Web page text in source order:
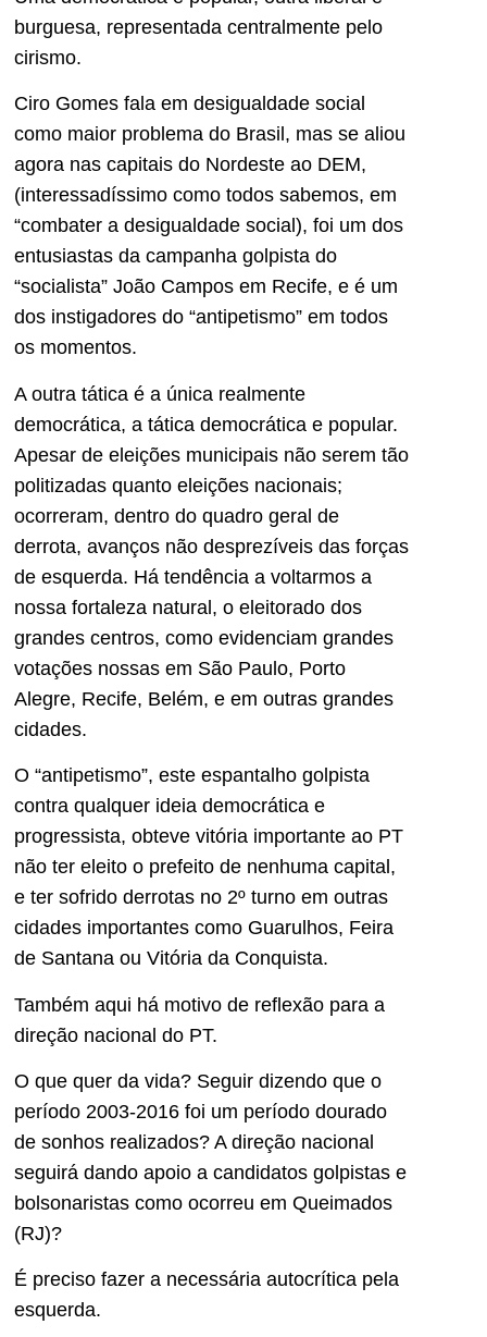
burguesa, representada centralmente pelo
cirismo.
Ciro Gomes fala em desigualdade social
como maior problema do Brasil, mas se aliou
agora nas capitais do Nordeste ao DEM,
(interessadíssimo como todos sabemos, em
“combater a desigualdade social), foi um dos
entusiastas da campanha golpista do
“socialista” João Campos em Recife, e é um
dos instigadores do “antipetismo” em todos
os momentos.
A outra tática é a única realmente
democrática, a tática democrática e popular.
Apesar de eleições municipais não serem tão
politizadas quanto eleições nacionais;
ocorreram, dentro do quadro geral de
derrota, avanços não desprezíveis das forças
de esquerda. Há tendência a voltarmos a
nossa fortaleza natural, o eleitorado dos
grandes centros, como evidenciam grandes
votações nossas em São Paulo, Porto
Alegre, Recife, Belém, e em outras grandes
cidades.
O “antipetismo”, este espantalho golpista
contra qualquer ideia democrática e
progressista, obteve vitória importante ao PT
não ter eleito o prefeito de nenhuma capital,
e ter sofrido derrotas no 2º turno em outras
cidades importantes como Guarulhos, Feira
de Santana ou Vitória da Conquista.
Também aqui há motivo de reflexão para a
direção nacional do PT.
O que quer da vida? Seguir dizendo que o
período 2003-2016 foi um período dourado
de sonhos realizados? A direção nacional
seguirá dando apoio a candidatos golpistas e
bolsonaristas como ocorreu em Queimados
(RJ)?
É preciso fazer a necessária autocrítica pela
esquerda.